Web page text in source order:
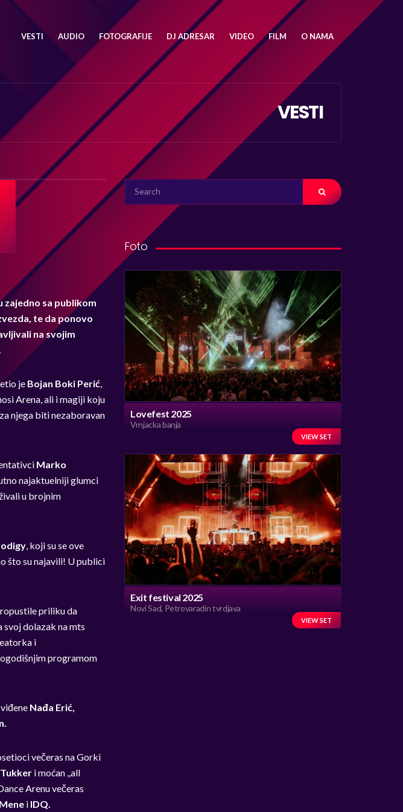
VESTI AUDIO FOTOGRAFIJE DJ ADRESAR VIDEO FILM O NAMA
VESTI
zajedno sa publikom
te da ponovo
na svojim
je Bojan Boki Perić,
Arena, ali i magiji koju
njega biti nezaboravan
Marko
najaktuelniji glumci
u brojnim
, koji su se ove
što su najavili! U publici
priliku da
svoj dolazak na mts
i
programom
Nađa Erić,
večeras na Gorki
i moćan ,,all
Arenu večeras
i IDQ.
SEARCH
FOR:
Foto
Lovefest 2025
Vrnjacka banja
VIEW SET
Exit festival 2025
Novi Sad, Petrovaradin tvrdjava
VIEW SET